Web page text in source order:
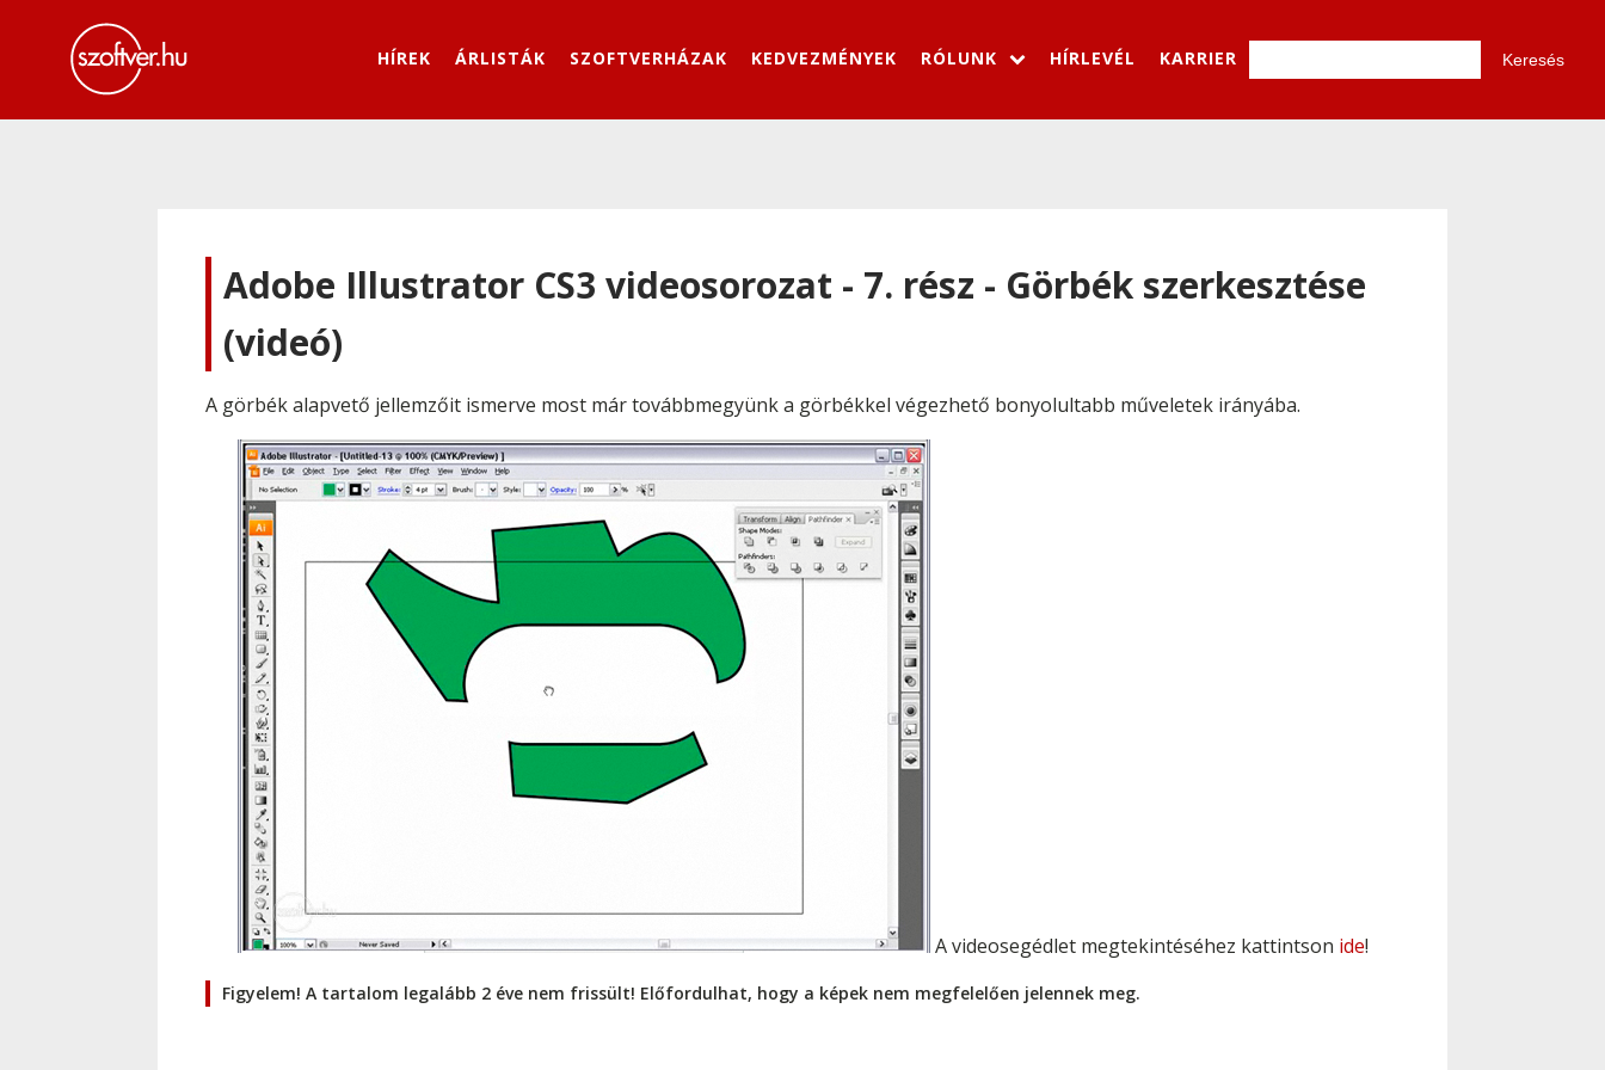
HÍREK ÁRLISTÁK SZOFTVERHÁZAK KEDVEZMÉNYEK RÓLUNK HÍRLEVÉL KARRIER
Adobe Illustrator CS3 videosorozat - 7. rész - Görbék szerkesztése
(videó)
A görbék alapvető jellemzőit ismerve most már továbbmegyünk a görbékkel végezhető bonyolultabb műveletek irányába.
A videosegédlet megtekintéséhez kattintson ide!
Figyelem! A tartalom legalább 2 éve nem frissült! Előfordulhat, hogy a képek nem megfelelően jelennek meg.